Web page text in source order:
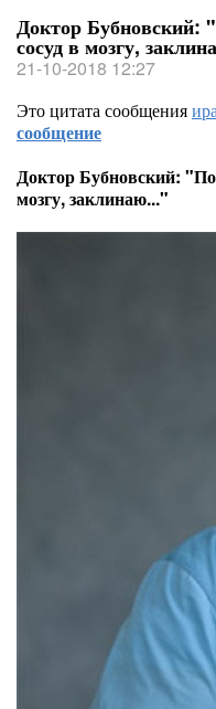
Доктор Бубновский:
сосуд в мозгу,
21-10-2018 12:27
Это цитата сообщения
сообщение
Доктор Бубновский:
мозгу, заклинаю..."